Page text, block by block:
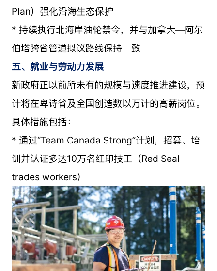
Plan）强化沿海生态保护
* 持续执行北海岸油轮禁令，并与加拿大—阿尔
伯塔跨省管道拟议路线保持一致
五、就业与劳动力发展
新政府正以前所未有的规模与速度推进建设，预
计将在卑诗省及全国创造数以万计的高薪岗位。
具体措施包括：
* 通过“Team Canada Strong”计划，招募、培
训并认证多达10万名红印技工（Red Seal
trades workers）